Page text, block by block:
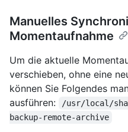
Manuelles
Momentaufnahme
Um die aktuelle
verschieben, ohne eine
können Sie Folgendes
ausführen:
/usr/local/
backup-remote-archive